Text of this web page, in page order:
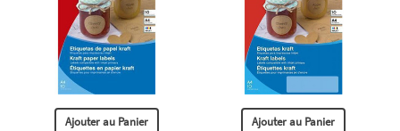
Ajouter au Panier Ajouter au Panier